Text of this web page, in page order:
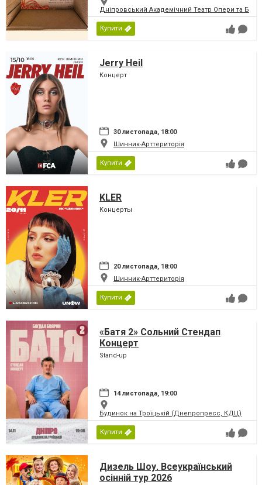
Дніпровський Академічний Театр Опери та
Купити
Jerry Heil
Концерт
30 листопада, 18:00
Шинник-Арттериторія
Купити
KLER
Концерты
20 листопада, 18:00
Шинник-Арттериторія
Купити
«Батя 2» Сольний Стендап
Концерт
Stand-up
14 листопада, 19:00
Будинок на Троїцькій (Днепропресс, КДЦ)
Купити
Дизель Шоу. Всеукраїнський
осінній тур 2026